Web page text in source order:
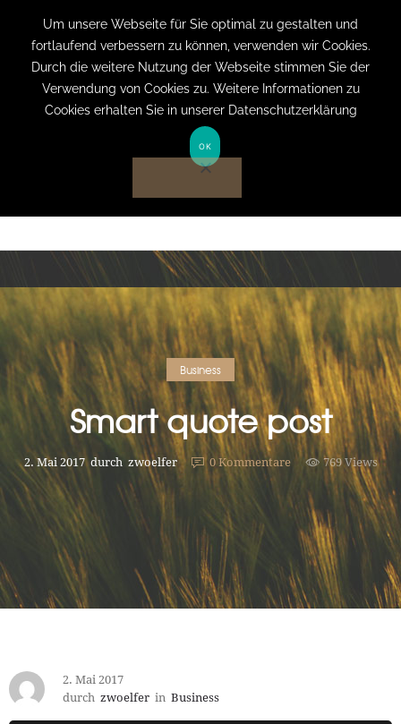
+49 (0) 151 19079060 info@privatpraxis-
bertram.de
Anmelden auf Website
Business
Smart quote post
2. Mai 2017 durch zwoelfer 0Kommentare 769 Views
2. Mai 2017
durch zwoelfer in Business
Um unsere Webseite für Sie optimal zu gestalten und
fortlaufend verbessern zu können, verwenden wir Cookies.
Durch die weitere Nutzung der Webseite stimmen Sie der
Verwendung von Cookies zu. Weitere Informationen zu
Cookies erhalten Sie in unserer Datenschutzerklärung
OK